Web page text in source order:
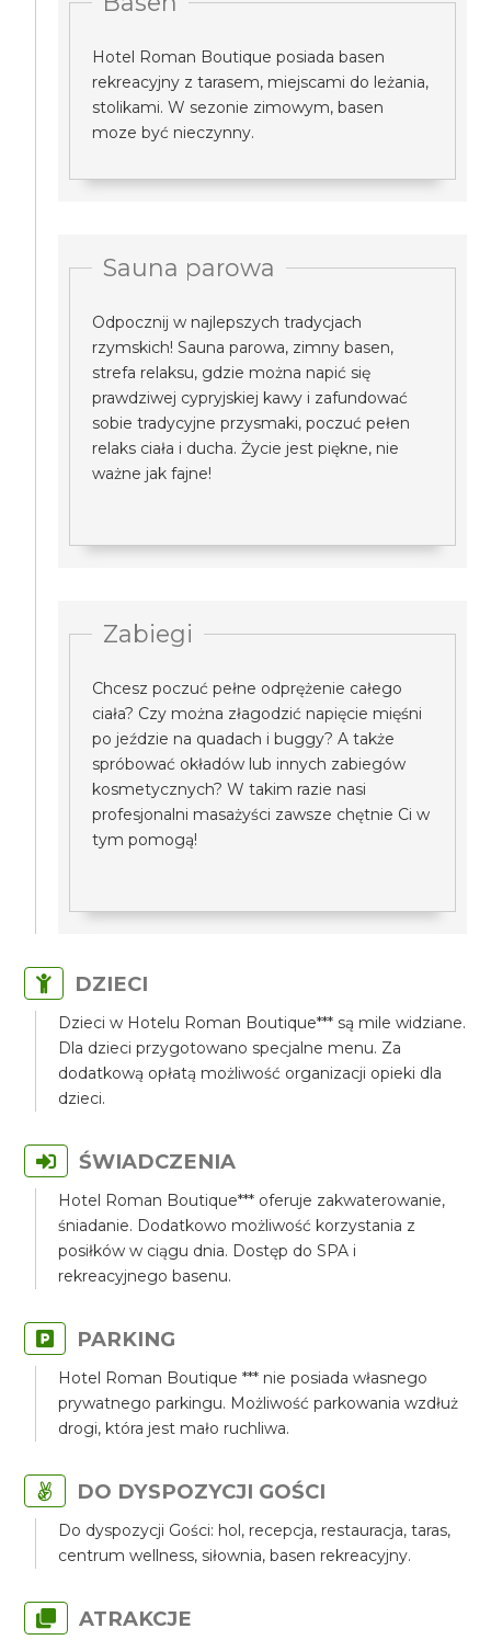
Hotel Roman Boutique posiada basen
rekreacyjny z tarasem, miejscami do leżania,
stolikami. W sezonie zimowym, basen
moze być nieczynny.
Sauna parowa
Odpocznij w najlepszych tradycjach
rzymskich! Sauna parowa, zimny basen,
strefa relaksu, gdzie można napić się
prawdziwej cypryjskiej kawy i zafundować
sobie tradycyjne przysmaki, poczuć pełen
relaks ciała i ducha. Życie jest piękne, nie
ważne jak fajne!
Zabiegi
Chcesz poczuć pełne odprężenie całego
ciała? Czy można złagodzić napięcie mięśni
po jeździe na quadach i buggy? A także
spróbować okładów lub innych zabiegów
kosmetycznych? W takim razie nasi
profesjonalni masażyści zawsze chętnie Ci w
tym pomogą!
DZIECI
Dzieci w Hotelu Roman Boutique*** są mile widziane.
Dla dzieci przygotowano specjalne menu. Za
dodatkową opłatą możliwość organizacji opieki dla
dzieci.
ŚWIADCZENIA
Hotel Roman Boutique*** oferuje zakwaterowanie,
śniadanie. Dodatkowo możliwość korzystania z
posiłków w ciągu dnia. Dostęp do SPA i
rekreacyjnego basenu.
PARKING
Hotel Roman Boutique *** nie posiada własnego
prywatnego parkingu. Możliwość parkowania wzdłuż
drogi, która jest mało ruchliwa.
DO DYSPOZYCJI GOŚCI
Do dyspozycji Gości: hol, recepcja, restauracja, taras,
centrum wellness, siłownia, basen rekreacyjny.
ATRAKCJE